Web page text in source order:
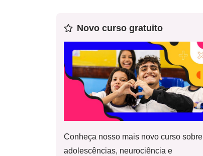
Novo curso gratuito
Conheça nosso mais novo curso sobre
adolescências, neurociência e